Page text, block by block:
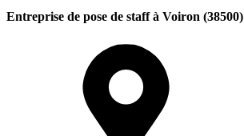
Entreprise de pose de staff à Voiron (38500)